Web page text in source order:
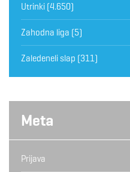
Utrinki (4.650)
Zahodna liga (5)
Zaledeneli slap (311)
Meta
Prijava